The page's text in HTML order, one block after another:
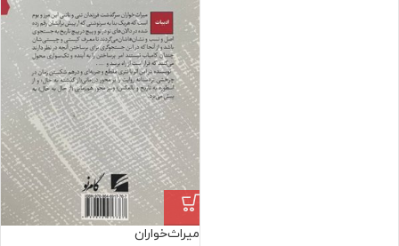
میراث‌خواران